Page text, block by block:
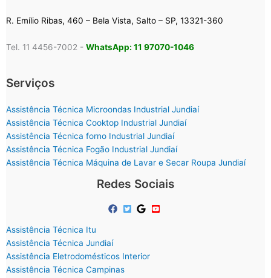
R. Emílio Ribas, 460 – Bela Vista, Salto – SP, 13321-360
Tel. 11 4456-7002 - WhatsApp: 11 97070-1046
Serviços
Assistência Técnica Microondas Industrial Jundiaí
Assistência Técnica Cooktop Industrial Jundiaí
Assistência Técnica forno Industrial Jundiaí
Assistência Técnica Fogão Industrial Jundiaí
Assistência Técnica Máquina de Lavar e Secar Roupa Jundiaí
Redes Sociais
Assistência Técnica Itu
Assistência Técnica Jundiaí
Assistência Eletrodomésticos Interior
Assistência Técnica Campinas